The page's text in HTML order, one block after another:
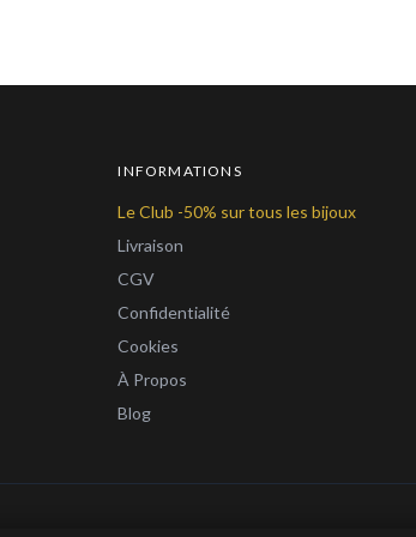
INFORMATIONS
Le Club -50% sur tous les bijoux
Livraison
CGV
Confidentialité
Cookies
À Propos
Blog